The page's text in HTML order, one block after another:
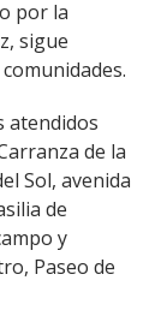
por la
sigue
atendidos
de la
Sol, avenida
de
y
Paseo de